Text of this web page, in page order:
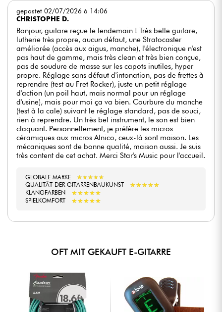
gepostet 02/07/2026 à 14:06
CHRISTOPHE D.
Bonjour, guitare reçue le lendemain ! Très belle guitare,
lutherie très propre, aucun défaut, une Stratocaster
améliorée (accès aux aigus, manche), l'électronique n'est
pas haut de gamme, mais très clean et très bien conçue,
pas de soudure de masse sur les capots inutiles, hyper
propre. Réglage sans défaut d'intonation, pas de frettes à
reprendre (test au Fret Rocker), juste un petit réglage
d'action (un poil haut, mais normal pour un réglage
d'usine), mais pour moi ça va bien. Courbure du manche
(test à la cale) suivant le réglage standard, pas de souci,
rien à reprendre. Un très bel instrument, le son est bien
claquant. Personnellement, je préfère les micros
céramiques aux micros Alnico, ceux-là sont maison. Les
mécaniques sont de bonne qualité, maison aussi. Je suis
très content de cet achat. Merci Star's Music pour l'accueil.
GLOBALE MARKE ★★★★★
★★★★★
QUALITÄT DER GITARRENBAUKUNST
★★★★★
★★★★★
KLANGFARBEN ★★★★★
★★★★★
SPIELKOMFORT ★★★★★
★★★★★
OFT MIT GEKAUFT E-GITARRE